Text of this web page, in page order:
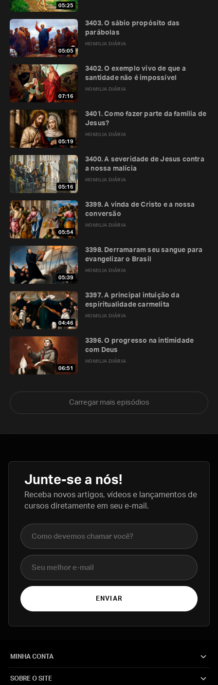
05:25
05:05
HOMILIA DIÁRIA
3403. O sábio propósito das
parábolas
07:16
HOMILIA DIÁRIA
3402. O exemplo vivo de que a
santidade não é impossível
05:19
HOMILIA DIÁRIA
3401. Como fazer parte da família de
Jesus?
05:16
HOMILIA DIÁRIA
3400. A severidade de Jesus contra
a nossa malícia
05:54
HOMILIA DIÁRIA
3399. A vinda de Cristo e a nossa
conversão
05:39
HOMILIA DIÁRIA
3398. Derramaram seu sangue para
evangelizar o Brasil
04:46
HOMILIA DIÁRIA
3397. A principal intuição da
espiritualidade carmelita
06:51
HOMILIA DIÁRIA
3396. O progresso na intimidade
com Deus
Carregar mais episódios
Junte-se a nós!
Receba novos artigos, vídeos e lançamentos de
cursos diretamente em seu e-mail.
Nome completo
E-mail
ENVIAR
MINHA CONTA
SOBRE O SITE